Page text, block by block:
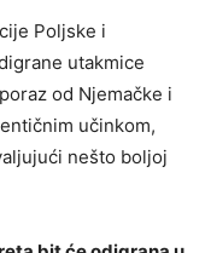
Poljske i
utakmice
od Njemačke i
učinkom,
nešto boljoj